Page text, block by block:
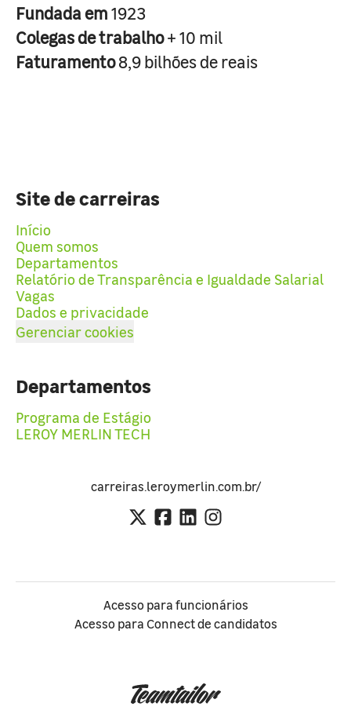
Fundada em1923
Colegas de trabalho+ 10 mil
Faturamento8,9 bilhões de reais
Site de carreiras
Início
Quem somos
Departamentos
Relatório de Transparência e Igualdade Salarial
Vagas
Dados e privacidade
Gerenciar cookies
Departamentos
Programa de Estágio
LEROY MERLIN TECH
carreiras.leroymerlin.com.br/
Acesso para funcionários
Acesso para Connect de candidatos